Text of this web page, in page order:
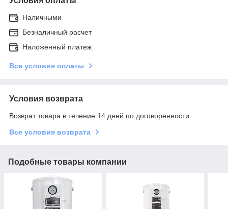
Наличными
Безналичный расчет
Наложенный платеж
Все условия оплаты
Условия возврата
Возврат товара в течение 14 дней по договоренности
Все условия возврата
Подобные товары компании